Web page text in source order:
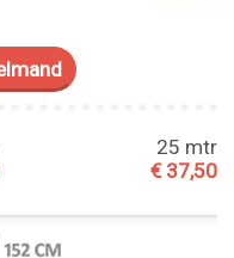
25 mtr
€ 37,50